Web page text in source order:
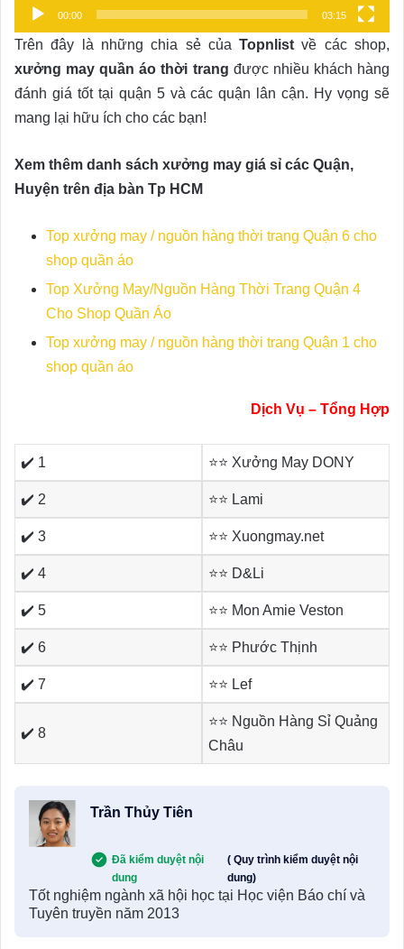
00:00 03:15
Trên đây là những chia sẻ củaTopnlist về các shop,
xưởng may quần áo thời trang được nhiều khách hàng
đánh giá tốt tại quận 5 và các quận lân cận. Hy vọng sẽ
mang lại hữu ích cho các bạn!
Xem thêm danh sách xưởng may giá sỉ các Quận,
Huyện trên địa bàn Tp HCM
Top xưởng may / nguồn hàng thời trang Quận 6 cho
shop quần áo
Top Xưởng May/Nguồn Hàng Thời Trang Quận 4
Cho Shop Quần Áo
Top xưởng may / nguồn hàng thời trang Quận 1 cho
shop quần áo
Dịch Vụ – Tổng Hợp
✔️ 1 ⭐⭐ Xưởng May DONY
✔️ 2 ⭐⭐ Lami
✔️ 3 ⭐⭐ Xuongmay.net
✔️ 4 ⭐⭐ D&Li
✔️ 5 ⭐⭐ Mon Amie Veston
✔️ 6 ⭐⭐ Phước Thịnh
✔️ 7 ⭐⭐ Lef
✔️ 8
⭐⭐ Nguồn Hàng Sỉ Quảng
Châu
Trần Thủy Tiên
Đã kiểm duyệt nội
dung
( Quy trình kiểm duyệt nội
dung)
Tốt nghiệm ngành xã hội học tại Học viện Báo chí và
Tuyên truyền năm 2013